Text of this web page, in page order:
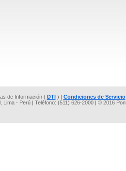
de Información ( DTI) | Condiciones de Servicio
Lima - Perú | Teléfono: (511) 626-2000 | © 2016